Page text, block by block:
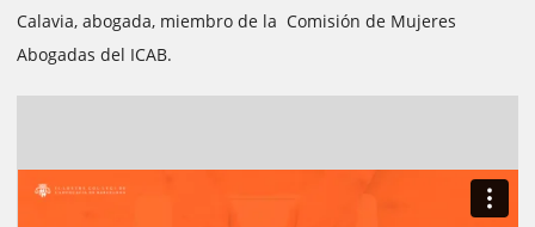
Calavia, abogada, miembro de la Comisión de Mujeres
Abogadas del ICAB.